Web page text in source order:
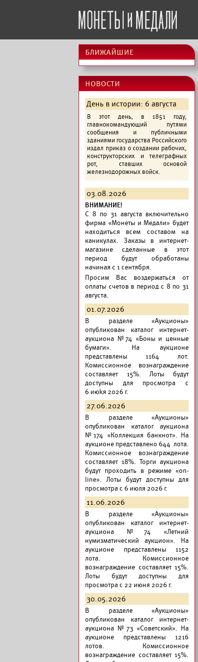
ближайшие
новости
День в истории: 6 августа
В этот день, в 1851 году,
главнокомандующий путями
сообщения и публичными
зданиями государства Российского
издал приказ о создании рабочих,
конструкторских и телеграфных
рот, ставших основой
железнодорожных войск.
03.08.2026
ВНИМАНИЕ!
C 8 по 31 августа включительно
фирма «Монеты и Медали» будет
находиться всем составом на
каникулах. Заказы в интернет-
магазине сделанные в этот
период будут обработаны
начиная с 1 сентября.
Просим Вас воздержаться от
оплаты счетов в период с 8 по 31
августа.
01.07.2026
В разделе «Аукционы»
опубликован каталог интернет-
аукциона №74 «Боны и ценные
бумаги». На аукционе
представлены 1164 лот.
Комиссионное вознаграждение
составляет 15%. Лоты будут
доступны для просмотра с
6 июkя 2026 г.
27.06.2026
В разделе «Аукционы»
опубликован каталог аукциона
№174 «Коллекция банкнот». На
аукционе представлено 644 лота.
Комиссионное вознаграждение
составляет 18%. Торги аукциона
будут проходить в режиме «on-
line». Лоты будут доступны для
просмотра с 6 июля 2026 г.
11.06.2026
В разделе «Аукционы»
опубликован каталог интернет-
аукциона №74 «Летний
нумизматический аукцион». На
аукционе представлены 1152
лота. Комиссионное
вознаграждение составляет 15%.
Лоты будут доступны для
просмотра с 22 июня 2026 г.
30.05.2026
В разделе «Аукционы»
опубликован каталог интернет-
аукциона №73 «Советский». На
аукционе представлены 1216
лотов. Комиссионное
вознаграждение составляет 15%.